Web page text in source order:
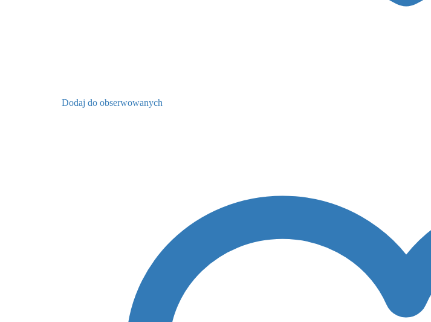
Dodaj do obserwowanych